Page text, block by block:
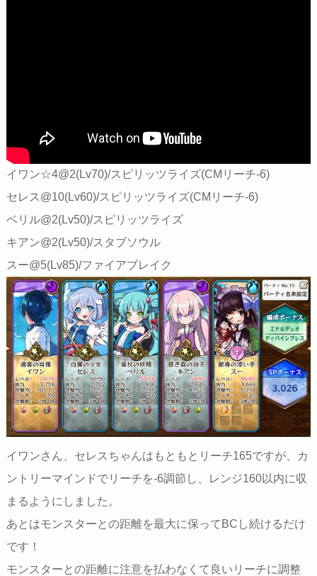
イワン☆4@2(Lv70)/スピリッツライズ(CMリーチ-6)
セレス@10(Lv60)/スピリッツライズ(CMリーチ-6)
ベリル@2(Lv50)/スピリッツライズ
キアン@2(Lv50)/スタブソウル
スー@5(Lv85)/ファイアブレイク
イワンさん、セレスちゃんはもともとリーチ165ですが、カ
ントリーマインドでリーチを-6調節し、レンジ160以内に収
まるようにしました。
あとはモンスターとの距離を最大に保ってBCし続けるだけ
です！
モンスターとの距離に注意を払わなくて良いリーチに調整